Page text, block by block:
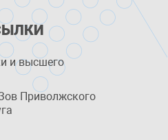
и высшего
Приволжского